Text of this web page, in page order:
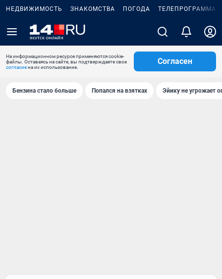
НЕДВИЖИМОСТЬ ЗНАКОМСТВА ПОГОДА ТЕЛЕПРОГРАММА
На информационном ресурсе применяются cookie-
файлы. Оставаясь на сайте, вы подтверждаете свое
согласиена их использование.
Согласен
Бензина стало больше Попался на взятках Эйику не угрожает